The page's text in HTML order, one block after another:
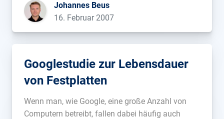
ganzen trotzdem noch einen halbwegs seriösen
Anstrich zu geben, veröffentlicht Google diese
Aufforderungen, […]...
Johannes Beus
16. Februar 2007
Googlestudie zur Lebensdauer
von Festplatten
Wenn man, wie Google, eine große Anzahl von
Computern betreibt, fallen dabei häufig auch